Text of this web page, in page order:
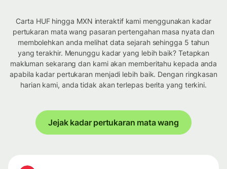
Carta HUF hingga MXN interaktif kami menggunakan kadar
pertukaran mata wang pasaran pertengahan masa nyata dan
membolehkan anda melihat data sejarah sehingga 5 tahun
yang terakhir. Menunggu kadar yang lebih baik? Tetapkan
makluman sekarang dan kami akan memberitahu kepada anda
apabila kadar pertukaran menjadi lebih baik. Dengan ringkasan
harian kami, anda tidak akan terlepas berita yang terkini.
Jejak kadar pertukaran mata wang